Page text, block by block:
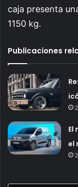
caja presenta
1150 kg.
Publicaciones
El
el